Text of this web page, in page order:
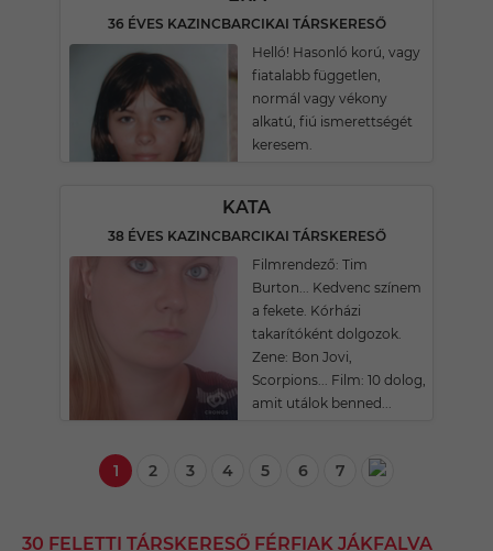
36 ÉVES KAZINCBARCIKAI TÁRSKERESŐ
Helló! Hasonló korú, vagy
fiatalabb független,
normál vagy vékony
alkatú, fiú ismerettségét
keresem.
KATA
38 ÉVES KAZINCBARCIKAI TÁRSKERESŐ
Filmrendező: Tim
Burton... Kedvenc színem
a fekete. Kórházi
takarítóként dolgozok.
Zene: Bon Jovi,
Scorpions... Film: 10 dolog,
amit utálok benned...
1 2 3 4 5 6 7
30 FELETTI TÁRSKERESŐ FÉRFIAK JÁKFALVA